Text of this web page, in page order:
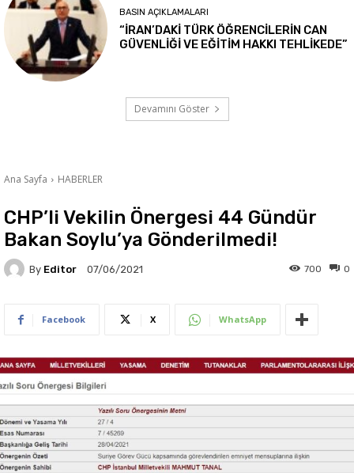
BASIN AÇIKLAMALARI
“İRAN’DAKİ TÜRK ÖĞRENCİLERİN CAN
GÜVENLİĞİ VE EĞİTİM HAKKI TEHLİKEDE”
Devamını Göster